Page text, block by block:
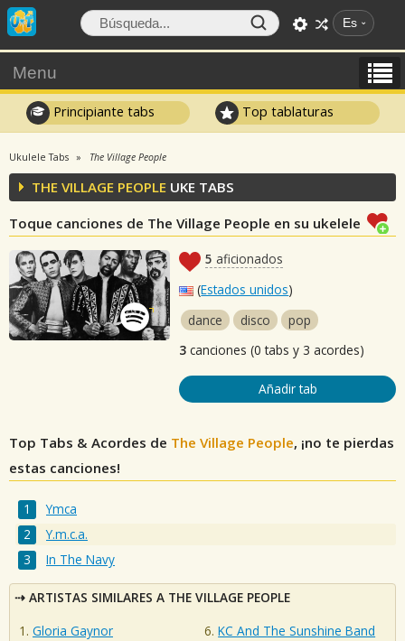
Es
Menu
Principiante tabs Top tablaturas
Ukulele Tabs The Village People
THE VILLAGE PEOPLE UKE TABS
Toque canciones de The Village People en su ukelele
5 aficionados
(Estados unidos)
dance
disco
pop
3 canciones (0 tabs y 3 acordes)
Añadir tab
Top Tabs & Acordes de The Village People, ¡no te pierdas
estas canciones!
Ymca
Y.m.c.a.
In The Navy
ARTISTAS SIMILARES A THE VILLAGE PEOPLE
Gloria Gaynor
KC And The Sunshine Band